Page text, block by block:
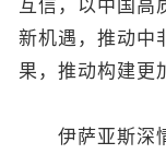
互信，以中国高
新机遇，推动中
果，推动构建更
伊萨亚斯深情